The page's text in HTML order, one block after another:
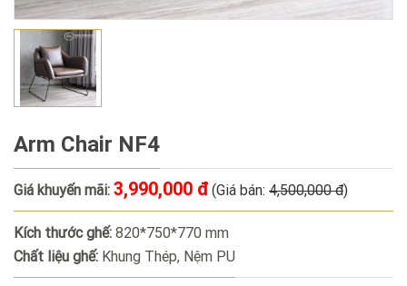
Arm Chair NF4
Giá khuyến mãi: 3,990,000 đ (Giá bán: 4,500,000 đ)
Kích thước ghế: 820*750*770 mm
Chất liệu ghế: Khung Thép, Nệm PU